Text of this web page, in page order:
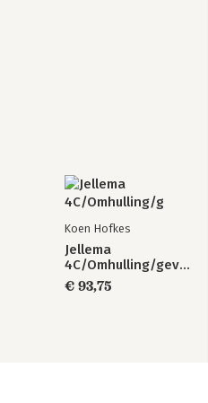
Koen Hofkes
Jellema
4C/Omhulling/gevelopeningen
€ 93,75